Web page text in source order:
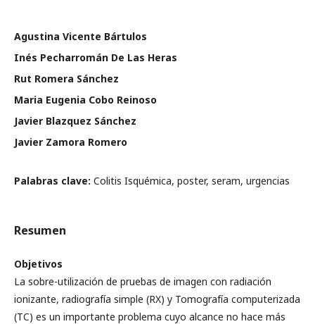
Agustina Vicente Bártulos
Inés Pecharromán De Las Heras
Rut Romera Sánchez
Maria Eugenia Cobo Reinoso
Javier Blazquez Sánchez
Javier Zamora Romero
Palabras clave: Colitis Isquémica, poster, seram, urgencias
Resumen
Objetivos
La sobre-utilización de pruebas de imagen con radiación
ionizante, radiografía simple (RX) y Tomografía computerizada
(TC) es un importante problema cuyo alcance no hace más